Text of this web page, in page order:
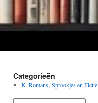
Categorieën
K. Romans, Sprookjes en Fictie